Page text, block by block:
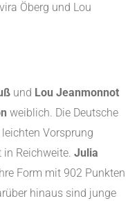
Öberg und Lou
und Lou Jeanmonnot
weiblich. Die Deutsche
Vorsprung
Reichweite. Julia
Form mit 902 Punkten
hinaus sind junge